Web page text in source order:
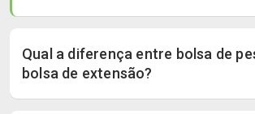
Qual a diferença entre bolsa de
bolsa de extensão?